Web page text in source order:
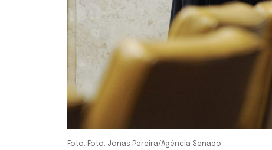
Foto: Foto: Jonas Pereira/Agência Senado